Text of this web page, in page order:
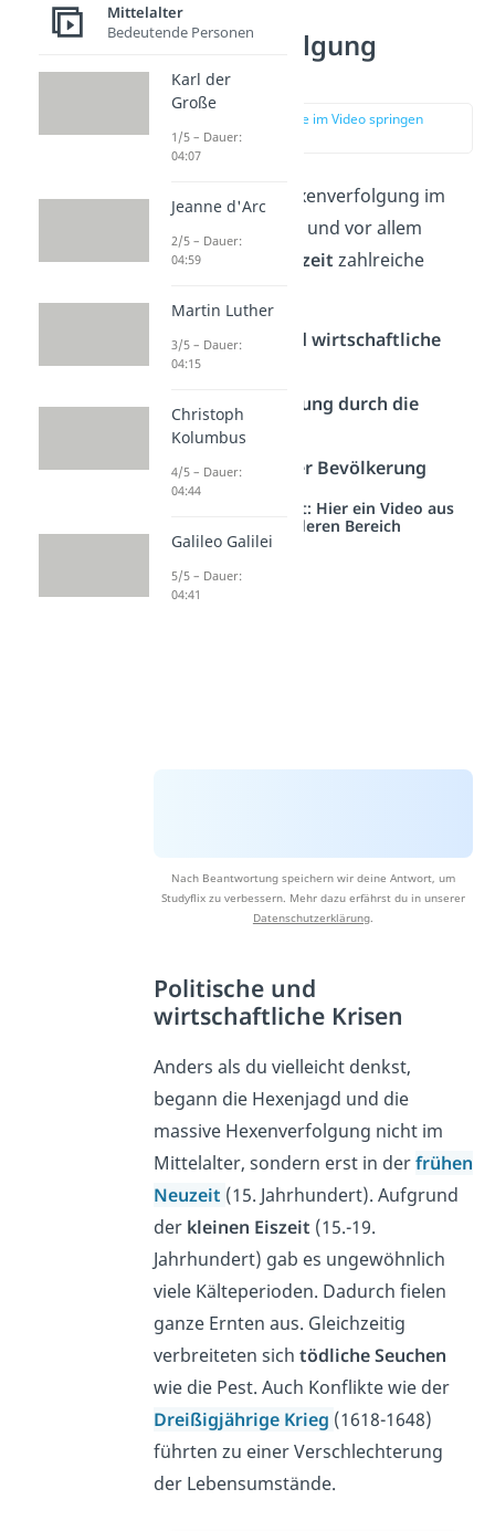
Hexenverfolgung
Gründe
zur Stelle im Video springen
Es gibt für die Hexenverfolgung im
späten Mittelalter und vor allem
während der
Neuzeit zahlreiche
Politische und wirtschaftliche
Krisen
Hexenverfolgung durch die
Kirche
Ansehen in der Bevölkerung
Studyflix vernetzt: Hier ein Video aus
einem anderen Bereich
Nach Beantwortung speichern wir deine Antwort, um
Studyflix zu verbessern. Mehr dazu erfährst du in unserer
Datenschutzerklärung.
Politische und
wirtschaftliche Krisen
Anders als du vielleicht denkst,
begann die Hexenjagd und die
massive Hexenverfolgung nicht im
Mittelalter, sondern erst in derfrühen
Neuzeit (15. Jahrhundert). Aufgrund
der kleinen Eiszeit (15.-19.
Jahrhundert) gab es ungewöhnlich
viele Kälteperioden. Dadurch fielen
ganze Ernten aus. Gleichzeitig
verbreiteten sich tödliche Seuchen
wie die Pest. Auch Konflikte wie der
Dreißigjährige Krieg (1618-1648)
führten zu einer Verschlechterung
der Lebensumstände.
Mittelalter
Bedeutende Personen
Karl der
Große
1/5 – Dauer:
04:07
Jeanne d'Arc
2/5 – Dauer:
04:59
Martin Luther
3/5 – Dauer:
04:15
Christoph
Kolumbus
4/5 – Dauer:
04:44
Galileo Galilei
5/5 – Dauer:
04:41